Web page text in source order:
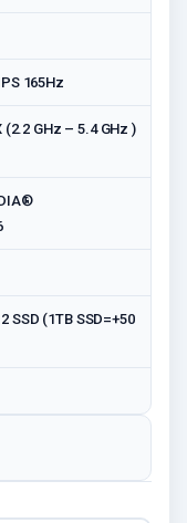
165Hz
GHz – 5.4 GHz )
SSD (1TB SSD=+50